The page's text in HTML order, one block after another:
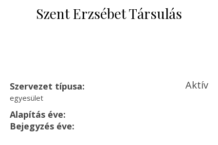
Szent Erzsébet Társulás
Szervezet típusa:
egyesület
Aktív
Alapítás éve:
Bejegyzés éve: